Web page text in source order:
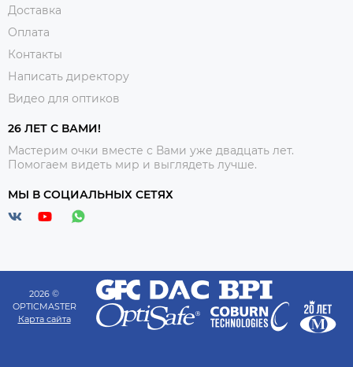
Доставка
Оплата
Контакты
Написать директору
Видео для оптиков
26 ЛЕТ С ВАМИ!
Мастерим очки вместе с Вами уже двадцать лет.
Помогаем видеть мир и выглядеть лучше.
МЫ В СОЦИАЛЬНЫХ СЕТЯХ
2026 ©
OPTICMASTER
Карта сайта